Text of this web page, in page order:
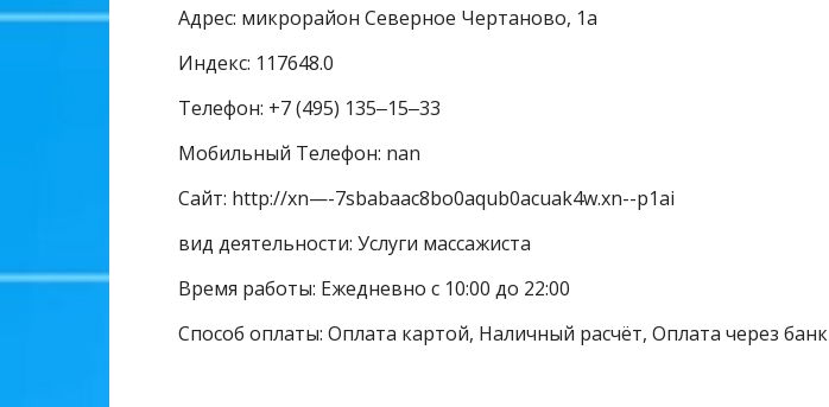
Адрес: микрорайон Северное Чертаново, 1а
Индекс: 117648.0
Телефон: +7 (495) 135‒15‒33
Мобильный Телефон: nan
Сайт: http://xn—-7sbabaac8bo0aqub0acuak4w.xn--p1ai
вид деятельности: Услуги массажиста
Время работы: Ежедневно с 10:00 до 22:00
Способ оплаты: Оплата картой, Наличный расчёт, Оплата через банк